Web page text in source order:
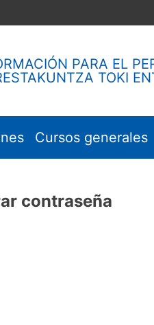
PARA EL
TOKI
Cursos generales
contraseña